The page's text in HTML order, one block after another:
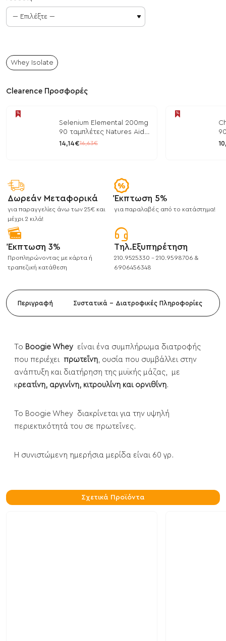
Whey Isolate
Clearence Προσφορές
Selenium Elemental 200mg
90 ταμπλέτες Natures Aid
/ Μέταλλα
14,14€16,63€
/
Δωρεάν Μεταφορικά
για παραγγελίες άνω των 25€ και
μέχρι 2 κιλά!
Έκπτωση 5%
για παραλαβές από το κατάστημα!
Έκπτωση 3%
Προπληρώνοντας με κάρτα ή
τραπεζική κατάθεση
Τηλ.Εξυπηρέτηση
210.9525330 - 210.9598706 &
6906456348
Περιγραφή Συστατικά - Διατροφικές Πληροφορίες
Το Boogie Whey είναι ένα συμπλήρωμα διατροφής
που περιέχει πρωτεΐνη, ουσία που συμβάλλει στην
ανάπτυξη και διατήρηση της μυϊκής μάζας, με
κρεατίνη, αργινίνη, κιτρουλίνη και ορνιθίνη.
Το Boogie Whey διακρίνεται για την υψηλή
περιεκτικότητά του σε πρωτεΐνες.
Η συνιστώμενη ημερήσια μερίδα είναι 60 γρ.
Σχετικά Προϊόντα